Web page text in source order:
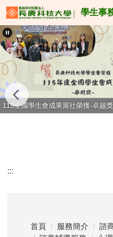
跳
到
主
要
內
容
學生事
恭賀！許宥佳同學榮獲114學年度全
115全國學生會成果展社榮獲-卓越獎
:::
首頁 服務簡介
諮